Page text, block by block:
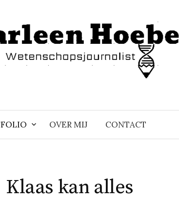
OVER MIJ CONTACT
Klaas kan alles